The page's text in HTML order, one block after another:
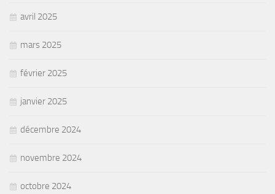
avril 2025
mars 2025
février 2025
janvier 2025
décembre 2024
novembre 2024
octobre 2024